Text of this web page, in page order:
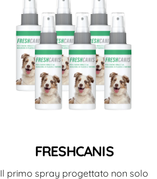
FRESHCANIS
Il primo spray progettato non solo